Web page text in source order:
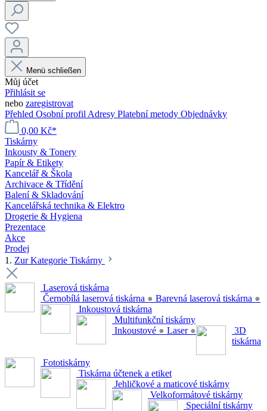
Menü schließen
Můj účet
Přihlásit se
nebo zaregistrovat
Přehled Osobní profil Adresy Platební metody Objednávky
0,00 Kč*
Tiskárny
Inkousty & Tonery
Papír & Etikety
Kancelář & Škola
Archivace & Třídění
Balení & Skladování
Kancelářská technika & Elektro
Drogerie & Hygiena
Prezentace
Akce
Prodej
1. Zur Kategorie Tiskárny
Laserová tiskárna
Černobílá laserová tiskárna ● Barevná laserová tiskárna ●
Inkoustová tiskárna
Multifunkční tiskárny
Inkoustové ● Laser ●
3D
tiskárna
Fototiskárny
Tiskárna účtenek a etiket
Jehličkové a maticové tiskárny
Velkoformátové tiskárny
Speciální tiskárny